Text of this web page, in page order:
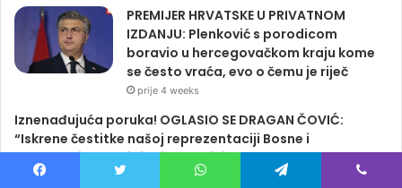
PREMIJER HRVATSKE U PRIVATNOM
IZDANJU: Plenković s porodicom
boravio u hercegovačkom kraju kome
se često vraća, evo o čemu je riječ
prije 4 weeks
Iznenađujuća poruka! OGLASIO SE DRAGAN ČOVIĆ:
“Iskrene čestitke našoj reprezentaciji Bosne i
Hercegovine na sjajnoj utakmici…”
June 25, 2026